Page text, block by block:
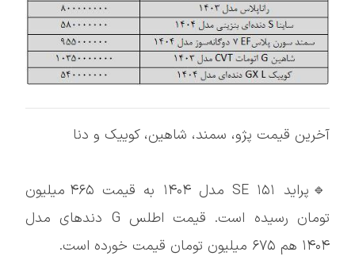
آخرین قیمت پژو، سمند، شاهین، کوییک و دنا
🔹پراید ۱۵۱ SE مدل ۱۴۰۴ به قیمت ۴۶۵ میلیون
تومان رسیده است. قیمت اطلس G دندهای مدل
۱۴۰۴ هم ۶۷۵ میلیون تومان قیمت خورده است.